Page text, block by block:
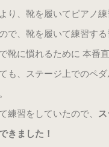
り、靴を履いてピアノ
で、靴を履いて練習す
靴に慣れるために 本番
も、ステージ上でのペ
練習をしていたので、
きました！